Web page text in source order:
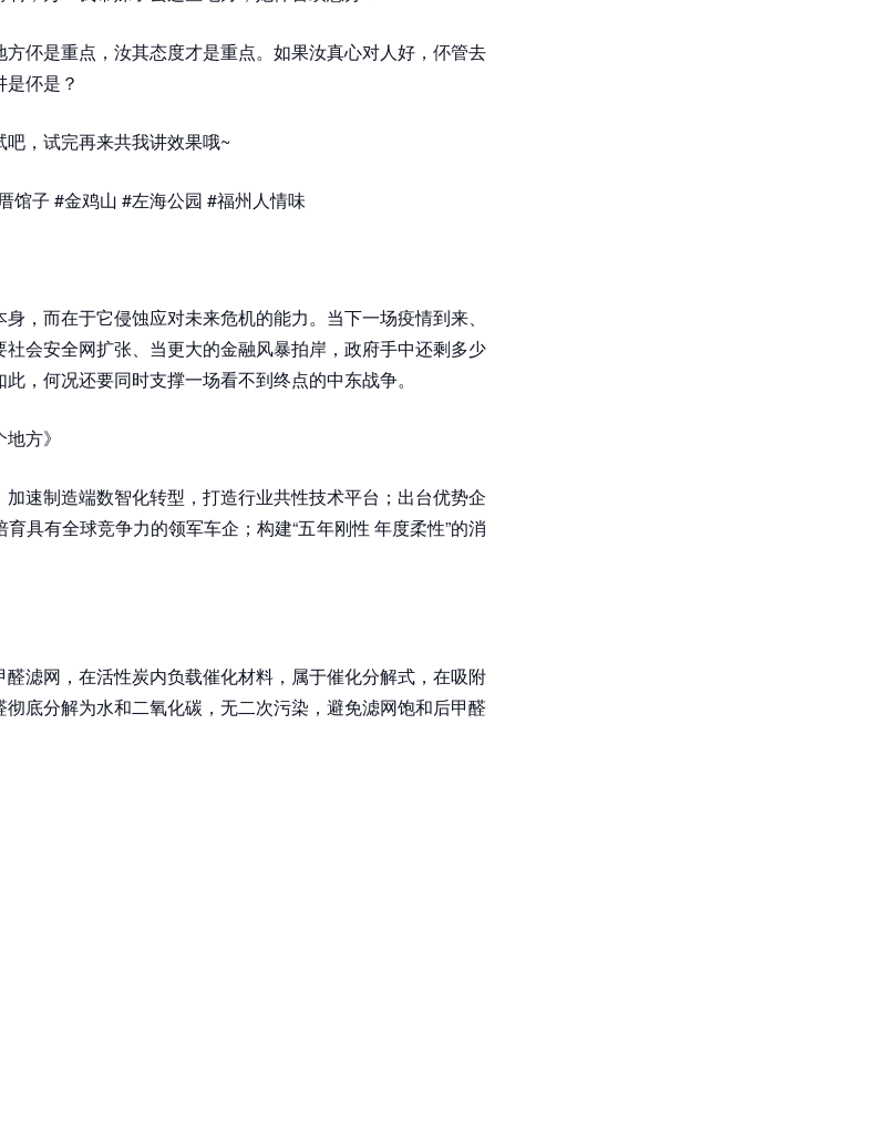
伓是重点，汝其态度才是重点。如果汝真心对人好，伓管去
伓是？
，试完再来共我讲效果哦~
馆子 #金鸡山 #左海公园 #福州人情味
，而在于它侵蚀应对未来危机的能力。当下一场疫情到来、
会安全网扩张、当更大的金融风暴拍岸，政府手中还剩多少
，何况还要同时支撑一场看不到终点的中东战争。
方》
速制造端数智化转型，打造行业共性技术平台；出台优势企
具有全球竞争力的领军车企；构建“五年刚性 年度柔性”的消
滤网，在活性炭内负载催化材料，属于催化分解式，在吸附
底分解为水和二氧化碳，无二次污染，避免滤网饱和后甲醛